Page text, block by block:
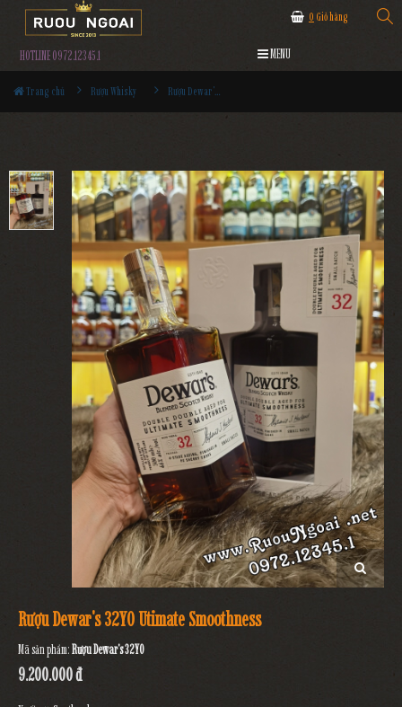
0 Giỏ hàng
HOTLINE 0972.12345.1 MENU
Trang chủ Rượu Whisky Rượu Dewar's 32YO Utimate Smoothness
Rượu Dewar's 32YO Utimate Smoothness
Mã sản phẩm:Rượu Dewar's 32YO
9.200.000 đ